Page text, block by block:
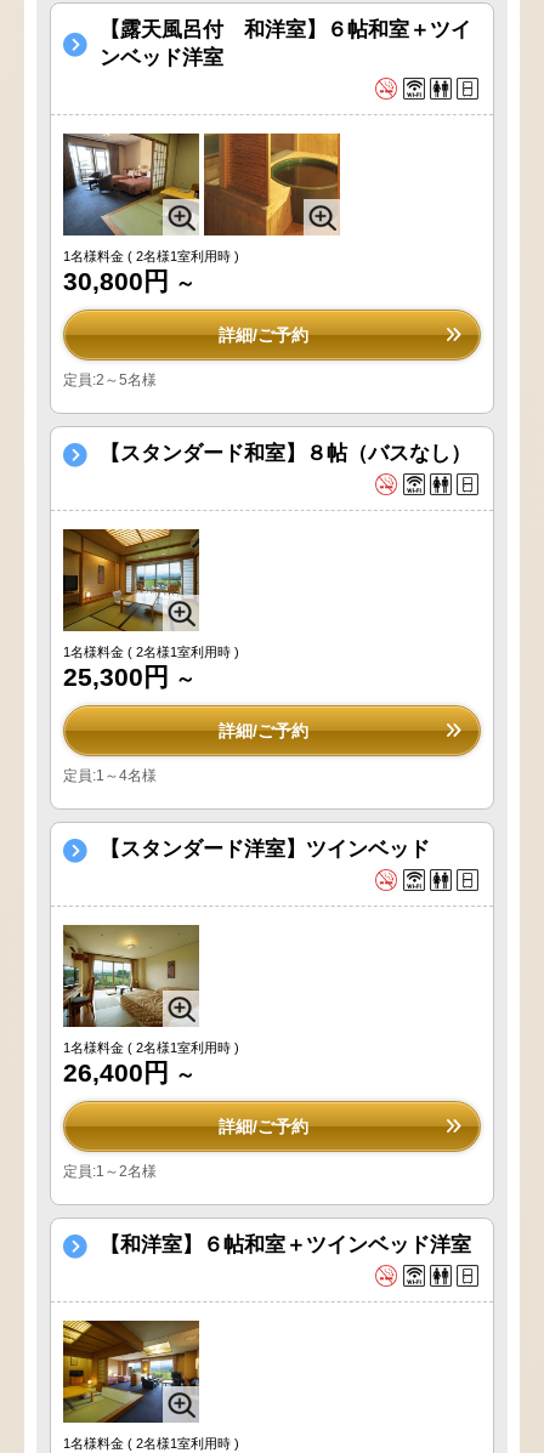
【露天風呂付 和洋室】６帖和室＋ツイ
ンベッド洋室
1名様料金 ( 2名様1室利用時 )
30,800円 ～
詳細/ご予約
定員:2～5名様
【スタンダード和室】８帖（バスなし）
1名様料金 ( 2名様1室利用時 )
25,300円 ～
詳細/ご予約
定員:1～4名様
【スタンダード洋室】ツインベッド
1名様料金 ( 2名様1室利用時 )
26,400円 ～
詳細/ご予約
定員:1～2名様
【和洋室】６帖和室＋ツインベッド洋室
1名様料金 ( 2名様1室利用時 )